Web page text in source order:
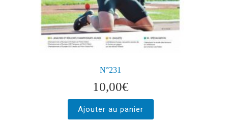
N°231
10,00€
Ajouter au panier